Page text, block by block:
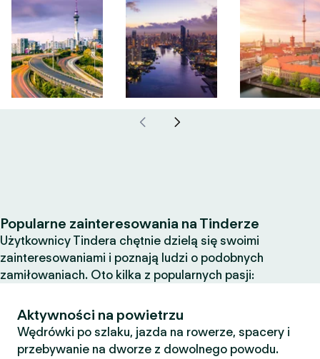
Popularne zainteresowania na Tinderze
Użytkownicy Tindera chętnie dzielą się swoimi
zainteresowaniami i poznają ludzi o podobnych
zamiłowaniach. Oto kilka z popularnych pasji:
Aktywności na powietrzu
Wędrówki po szlaku, jazda na rowerze, spacery i
przebywanie na dworze z dowolnego powodu.